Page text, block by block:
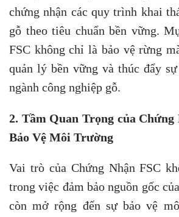
chứng nhận các quy trình khai
gỗ theo tiêu chuẩn bền vững.
FSC không chỉ là bảo vệ rừng
quản lý bền vững và thúc đẩy
ngành công nghiệp gỗ.
2. Tầm Quan Trọng của Chứng
Bảo Vệ Môi Trường
Vai trò của Chứng Nhận FSC
trong việc đảm bảo nguồn gốc
còn mở rộng đến sự bảo vệ